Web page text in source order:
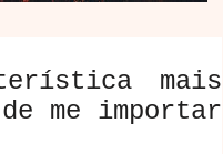
mais
me importar